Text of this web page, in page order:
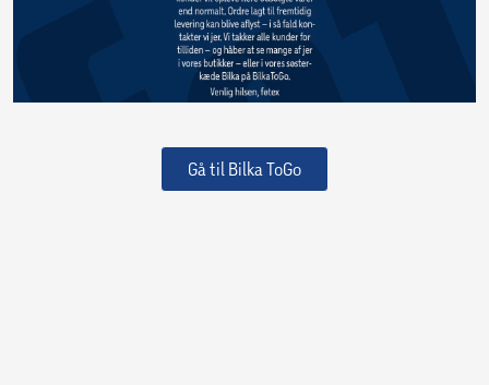
Gå til Bilka ToGo